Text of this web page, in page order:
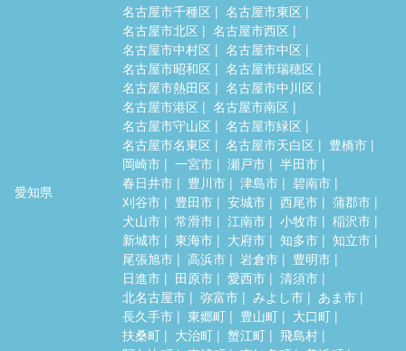
愛知県
名古屋市千種区
名古屋市東区
名古屋市北区
名古屋市西区
名古屋市中村区
名古屋市中区
名古屋市昭和区
名古屋市瑞穂区
名古屋市熱田区
名古屋市中川区
名古屋市港区
名古屋市南区
名古屋市守山区
名古屋市緑区
名古屋市名東区
名古屋市天白区
豊橋市
岡崎市
一宮市 瀬戸市
半田市
春日井市
豊川市 津島市
碧南市
刈谷市
豊田市 安城市 西尾市
蒲郡市
犬山市
常滑市 江南市 小牧市
稲沢市
新城市
東海市 大府市 知多市
知立市
尾張旭市
高浜市 岩倉市
豊明市
日進市
田原市 愛西市
清須市
北名古屋市
弥富市 みよし市
あま市
長久手市
東郷町 豊山町
大口町
扶桑町
大治町 蟹江町
飛島村